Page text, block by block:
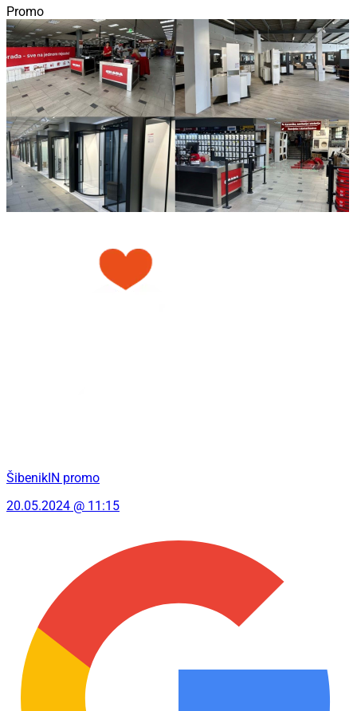
Promo
ŠibenikIN promo
20.05.2024 @ 11:15